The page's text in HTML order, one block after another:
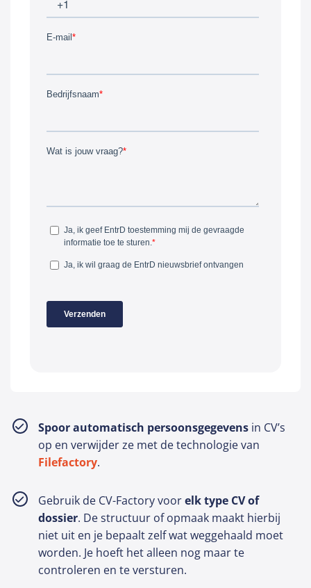
Spoor automatisch persoonsgegevens in CV’s
op en verwijder ze met de technologie van
Filefactory.
Gebruik de CV-Factory voorelk type CV of
dossier. De structuur of opmaak maakt hierbij
niet uit en je bepaalt zelf wat weggehaald moet
worden. Je hoeft het alleen nog maar te
controleren en te versturen.